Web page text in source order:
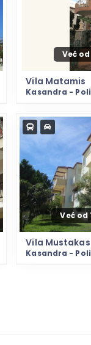
Već
Vila Matamis
Kasandra -
Već od
Vila Mustakas
Kasandra -